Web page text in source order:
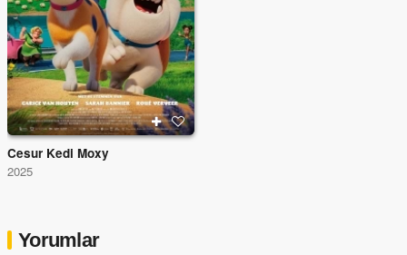
Cesur Kedi Moxy
2025
Yorumlar